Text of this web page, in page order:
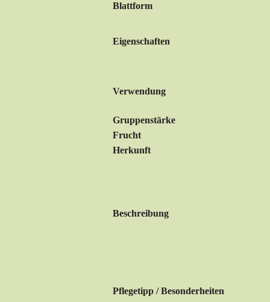
Blattform
Eigenschaften
Verwendung
Gruppenstärke
Frucht
Herkunft
Beschreibung
Pflegetipp / Besonderheiten